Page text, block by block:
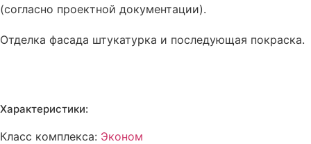
(согласно проектной документации).
Отделка фасада штукатурка и последующая покраска.
Характеристики:
Класс комплекса: Эконом